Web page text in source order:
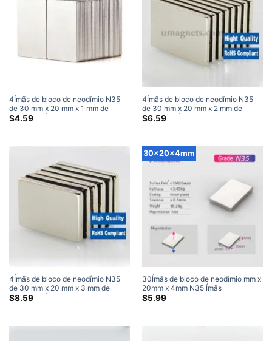
4Ímãs de bloco de neodímio N35
de 30 mm x 20 mm x 1 mm de
espessura Ímãs super fortes
$4.59
4Ímãs de bloco de neodímio N35
de 30 mm x 20 mm x 2 mm de
espessura Ímãs super fortes
$6.59
4Ímãs de bloco de neodímio N35
de 30 mm x 20 mm x 3 mm de
espessura Ímãs super fortes
$8.59
30x20x4mm
30Ímãs de bloco de neodímio mm x
20mm x 4mm N35 Ímãs
retangulares fortes de terras raras
$5.99